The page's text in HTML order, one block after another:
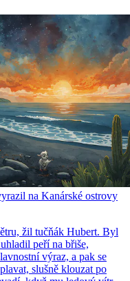
na Kanárské ostrovy
žil tučňák Hubert. Byl
peří na břiše,
výraz, a pak se
slušně klouzat po